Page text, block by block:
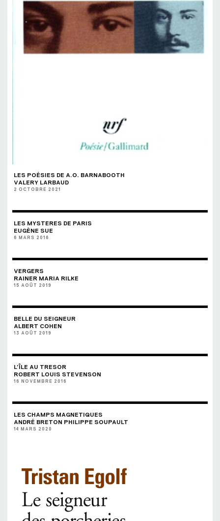
LES POÉSIES DE A.O. BARNABOOTH
VALERY LARBAUD
2 OCTOBRE 2021
LES MYSTERES DE PARIS
EUGÈNE SUE
6 MARS 2016
VERGERS
RAINER MARIA RILKE
15 AOÛT 2019
BELLE DU SEIGNEUR
ALBERT COHEN
13 AOÛT 2019
L’ÎLE AU TRESOR
ROBERT LOUIS STEVENSON
16 NOVEMBRE 2016
LES CHAMPS MAGNETIQUES
ANDRÉ BRETON PHILIPPE SOUPAULT
14 MARS 2020